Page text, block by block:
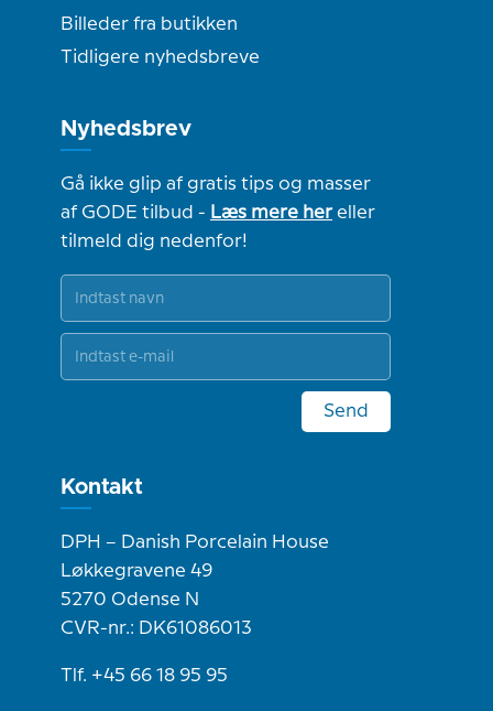
Billeder fra butikken
Tidligere nyhedsbreve
Nyhedsbrev
Gå ikke glip af gratis tips og masser
af GODE tilbud - Læs mere hereller
tilmeld dig nedenfor!
Send
Kontakt
DPH – Danish Porcelain House
Løkkegravene 49
5270 Odense N
CVR-nr.: DK61086013
Tlf. +45 66 18 95 95